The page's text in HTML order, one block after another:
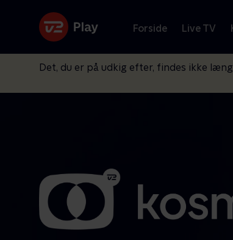
Forside Live TV
Det, du er på udkig efter, findes ikke